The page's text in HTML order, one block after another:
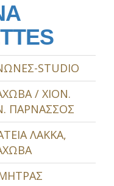
STUDIO
/ ΧΙΟΝ.
ΠΑΡΝΑΣΣΟΣ
ΛΑΚΚΑ,